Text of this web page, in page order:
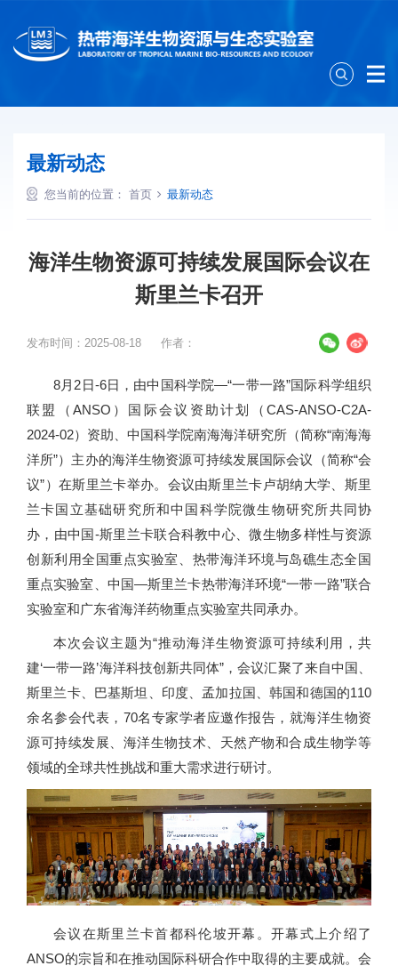
最新动态
您当前的位置： 首页 最新动态
海洋生物资源可持续发展国际会议在
斯里兰卡召开
发布时间：2025-08-18 作者：
8月 2日-6日，由中国科学院—“一带一路”国际科学组织
联盟（ ANSO ）国际会议资助计划（CAS-ANSO-C2A-
2024-02）资助、中国科学院南海海洋研究所（简称“南海海
洋所”）主办的海洋生物资源可持续发展国际会议（简称“会
议”）在斯里兰卡举办。会议由斯里兰卡卢胡纳大学、斯里
兰卡国立基础研究所和中国科学院微生物研究所共同协
办，由中国-斯里兰卡联合科教中心、微生物多样性与资源
创新利用全国重点实验室、热带海洋环境与岛礁生态全国
重点实验室、中国—斯里兰卡热带海洋环境“一带一路”联合
实验室和广东省海洋药物重点实验室共同承办。
本次会议主题为“推动海洋生物资源可持续利用，共
建‘一带一路’海洋科技创新共同体”，会议汇聚了来自中国、
斯里兰卡、巴基斯坦、印度、孟加拉国、韩国和德国的110
余名参会代表，70名专家学者应邀作报告，就海洋生物资
源可持续发展、海洋生物技术、天然产物和合成生物学等
领域的全球共性挑战和重大需求进行研讨。
会议在斯里兰卡首都科伦坡开幕。开幕式上介绍了
ANSO的宗旨和在推动国际科研合作中取得的主要成就。会